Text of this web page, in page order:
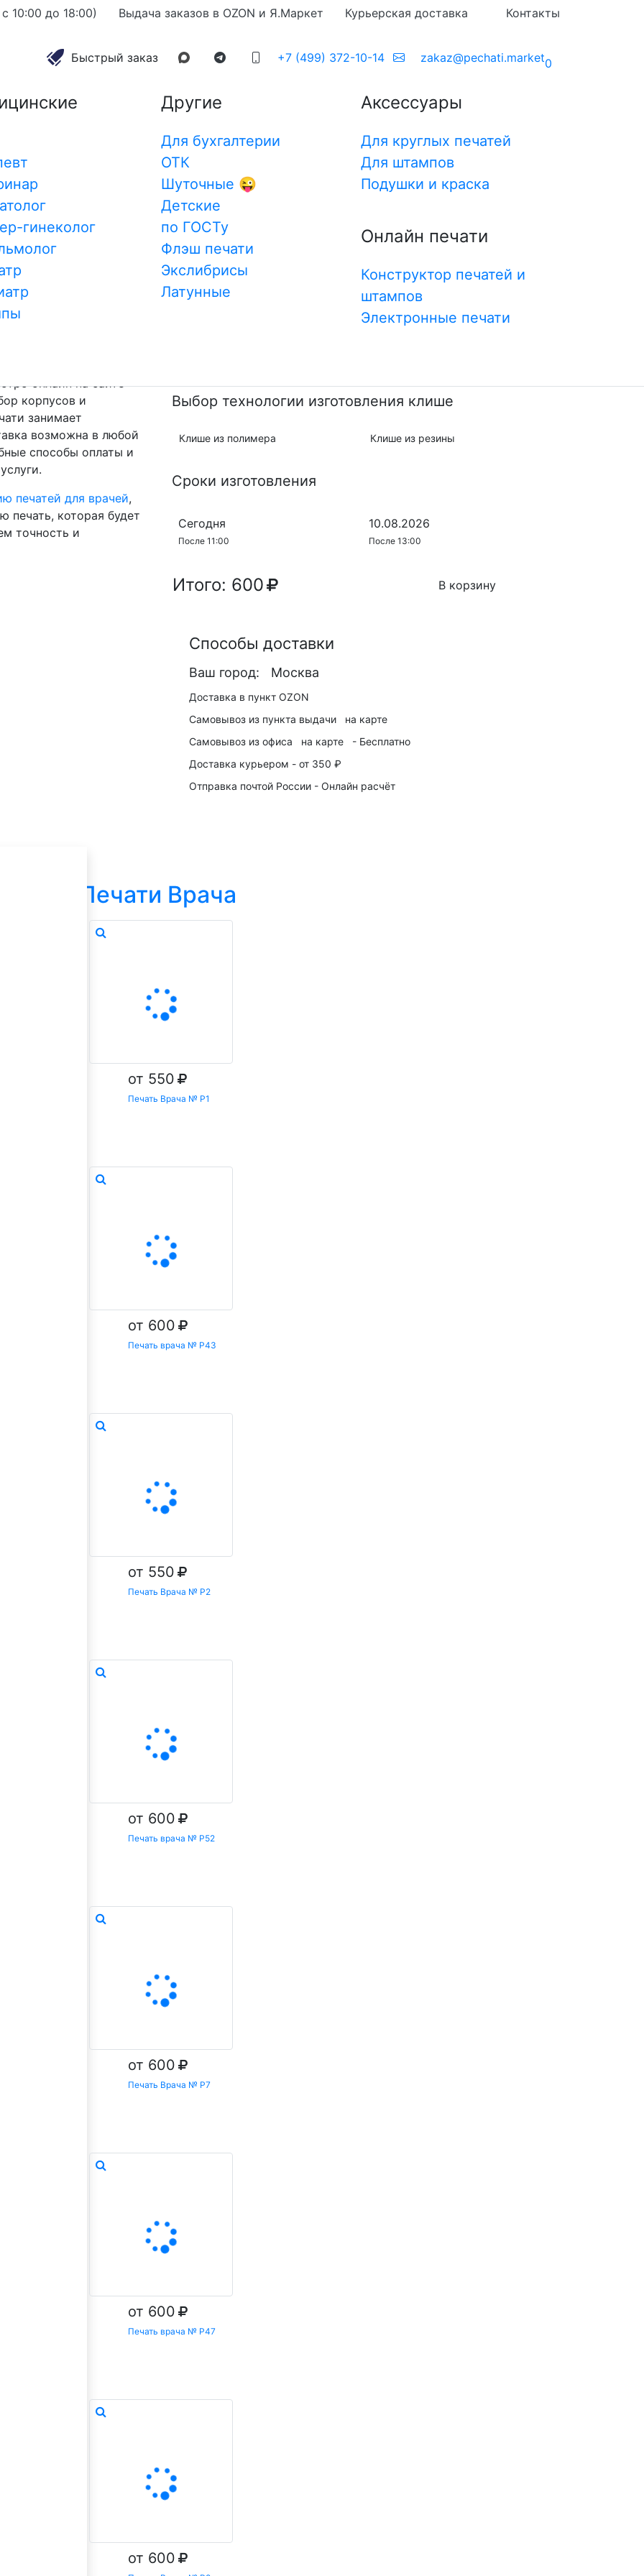
10:00 до 18:00) Выдача заказов в OZON и Я.Маркет Курьерская доставка Контакты
Быстрый заказ +7 (499) 372-10-14 zakaz@pechati.market0
гинеколог
Другие
Для бухгалтерии
ОТК
Шуточные 😜
Детские
по ГОСТу
Флэш печати
Экслибрисы
Латунные
Аксессуары
Для круглых печатей
Для штампов
Подушки и краска
Онлайн печати
Конструктор печатей и
штампов
Электронные печати
идеально
обладателя.
различных
официальных
для врачей.
специальностей,
Она позволяет
документы,
дизайну, печать
онлайн на сайте
корпусов и
занимает
возможна в любой
способы оплаты и
печатей для врачей,
печать, которая будет
точность и
Печать врача №371 с медицинскими
Введите данные для макета
Редактировать макет в конструкторе
Выбор технологии изготовления клише
Клише из полимера Клише из резины
Сроки изготовления
Сегодня
После 11:00
10.08.2026
После 13:00
Итого: 600 В корзину
Способы доставки
Ваш город: Москва
Доставка в пункт OZON
Самовывоз из пункта выдачи
на карте
Самовывоз из офиса
на карте - Бесплатно
Доставка курьером - от 350 ₽
Отправка почтой России - Онлайн расчёт
Печати Врача
от 550
Печать Врача № Р1
от 600
Печать врача № Р43
от 550
Печать Врача № Р2
от 600
Печать врача № Р52
от 600
Печать Врача № Р7
от 600
Печать врача № Р47
от 600